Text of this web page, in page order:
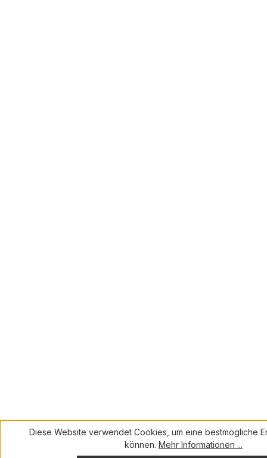
Diese Website verwendet Cookies, um eine bestmögliche
können. Mehr Informationen ...